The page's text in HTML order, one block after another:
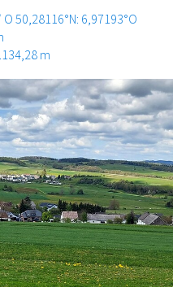
O50,28116°N: 6,97193°O
m